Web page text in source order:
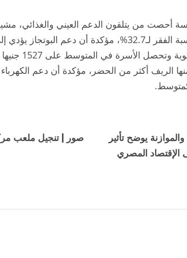
أحصت من يتلقون الدعم العيني والغذائي،
الغذاء لارتفاعت نسبة الفقر لـ32.7%، مؤكدة أن دعم
الفقر 4.3 نقطة
يوضح تأثير
الإقتصاد المصري
صور | تنجيل ملعب